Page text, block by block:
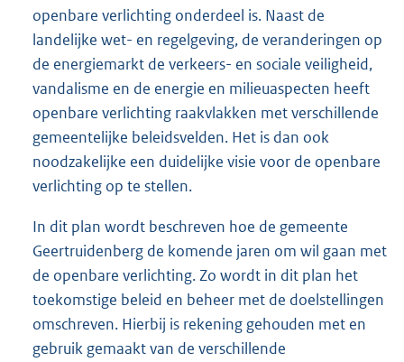
openbare verlichting onderdeel is. Naast de
landelijke wet- en regelgeving, de veranderingen op
de energiemarkt de verkeers- en sociale veiligheid,
vandalisme en de energie en milieuaspecten heeft
openbare verlichting raakvlakken met verschillende
gemeentelijke beleidsvelden. Het is dan ook
noodzakelijke een duidelijke visie voor de openbare
verlichting op te stellen.
In dit plan wordt beschreven hoe de gemeente
Geertruidenberg de komende jaren om wil gaan met
de openbare verlichting. Zo wordt in dit plan het
toekomstige beleid en beheer met de doelstellingen
omschreven. Hierbij is rekening gehouden met en
gebruik gemaakt van de verschillende